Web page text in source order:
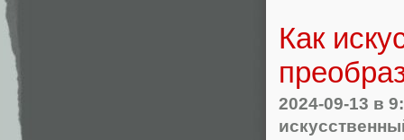
Как
2024-09-13 в